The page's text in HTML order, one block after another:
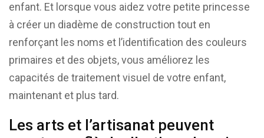
enfant. Et lorsque vous aidez votre petite princesse
à créer un diadème de construction tout en
renforçant les noms et l’identification des couleurs
primaires et des objets, vous améliorez les
capacités de traitement visuel de votre enfant,
maintenant et plus tard.
Les arts et l’artisanat peuvent